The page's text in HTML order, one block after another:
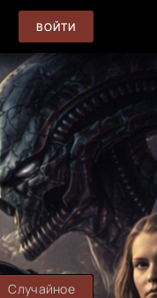
ВОЙТИ
Случайное